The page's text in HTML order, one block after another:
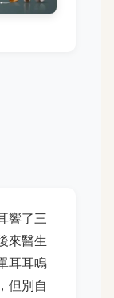
響了三
來醫生
耳耳鳴
但別自